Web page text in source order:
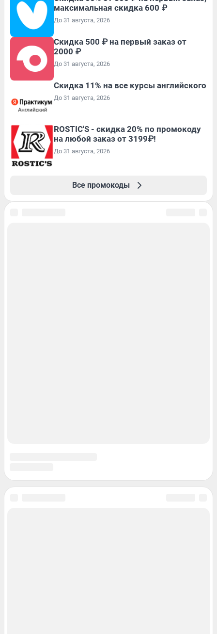
максимальная скидка 600 ₽
До 31 августа, 2026
Скидка 500 ₽ на первый заказ от
2000 ₽
До 31 августа, 2026
Скидка 11% на все курсы английского
До 31 августа, 2026
ROSTIC'S - скидка 20% по промокоду
на любой заказ от 3199₽!
До 31 августа, 2026
Все промокоды